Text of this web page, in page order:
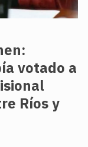
votado a
Ríos y